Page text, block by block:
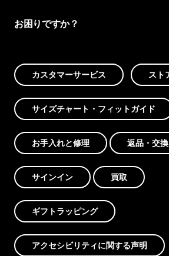
お困りですか？
カスタマーサービス スト
サイズチャート・フィットガイド
お手入れと修理 返品・交換
サインイン 買取
ギフトラッピング
アクセシビリティに関する声明